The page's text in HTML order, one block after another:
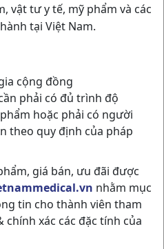
vật tư y tế, mỹ phẩm và các
tại Việt Nam.
cộng đồng
phải có đủ trình độ
hoặc phải có người
theo quy định của pháp
giá bán, ưu đãi được
nhằm mục
tin cho thành viên tham
chính xác các đặc tính của